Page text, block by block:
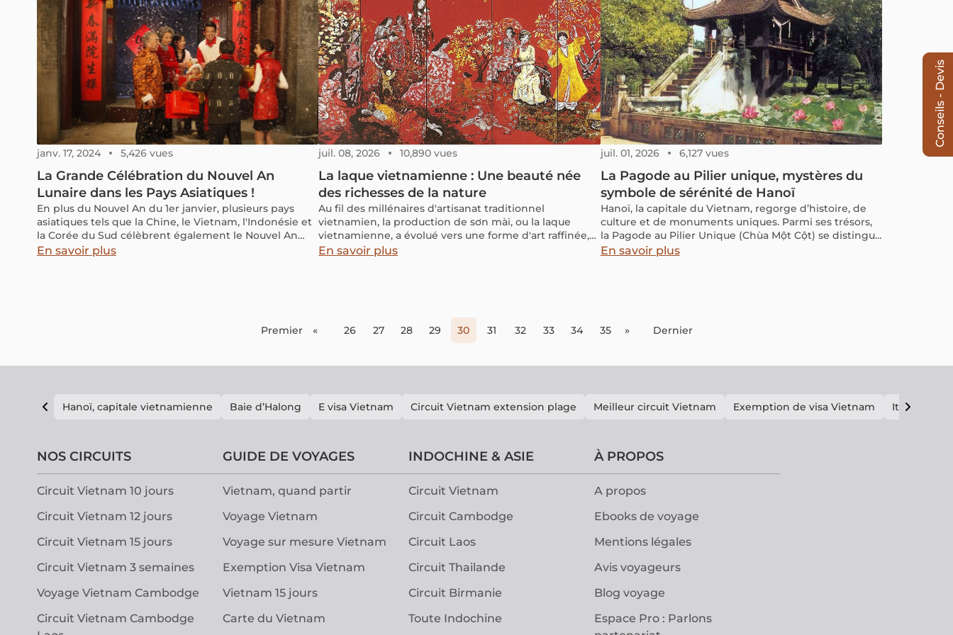
rassembler la communauté dans la joie. Selon les
régions, des styles variés et des origines anciennes
enrichissent encore cette pratique, dévoilant une
histoire profonde qui mérite d’être découverte.
janv. 17, 2024 5,426 vues
La Grande Célébration du Nouvel An
Lunaire dans les Pays Asiatiques !
En plus du Nouvel An du 1er janvier, plusieurs pays
asiatiques tels que la Chine, le Vietnam, l'Indonésie et
la Corée du Sud célèbrent également le Nouvel An
lunaire conformément au calendrier lunaire. Les
En savoir plus
juil. 08, 2026 10,890 vues
La laque vietnamienne : Une beauté née
des richesses de la nature
Au fil des millénaires d'artisanat traditionnel
vietnamien, la production de sơn mài, ou la laque
vietnamienne, a évolué vers une forme d'art raffinée,
célébrée pour son utilisation de ressources naturelles
En savoir plus
juil. 01, 2026 6,127 vues
La Pagode au Pilier unique, mystères du
symbole de sérénité de Hanoï
Hanoï, la capitale du Vietnam, regorge d’histoire, de
culture et de monuments uniques. Parmi ses trésors,
la Pagode au Pilier Unique (Chùa Một Cột) se distingue
comme l’un des symboles les plus emblématiques.
En savoir plus
Premier « 26 27 28 29 30 31 32 33 34 35 » Dernier
Hanoï, capitale vietnamienne Baie d’Halong E visa Vietnam Circuit Vietnam extension plage Meilleur circuit Vietnam Exemption de visa Vietnam Itinéraire
NOS CIRCUITS
Circuit Vietnam 10 jours
Circuit Vietnam 12 jours
Circuit Vietnam 15 jours
Circuit Vietnam 3 semaines
Voyage Vietnam Cambodge
Circuit Vietnam Cambodge
GUIDE DE VOYAGES
Vietnam, quand partir
Voyage Vietnam
Voyage sur mesure Vietnam
Exemption Visa Vietnam
Vietnam 15 jours
Carte du Vietnam
INDOCHINE & ASIE
Circuit Vietnam
Circuit Cambodge
Circuit Laos
Circuit Thailande
Circuit Birmanie
Toute Indochine
À PROPOS
A propos
Ebooks de voyage
Mentions légales
Avis voyageurs
Blog voyage
Espace Pro : Parlons
Conseils - Devis